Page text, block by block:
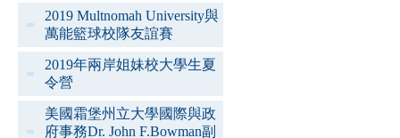
2019 Multnomah University與
萬能籃球校隊友誼賽
2019年兩岸姐妹校大學生夏
令營
美國霜堡州立大學國際與政
府事務Dr. John F.Bowman副